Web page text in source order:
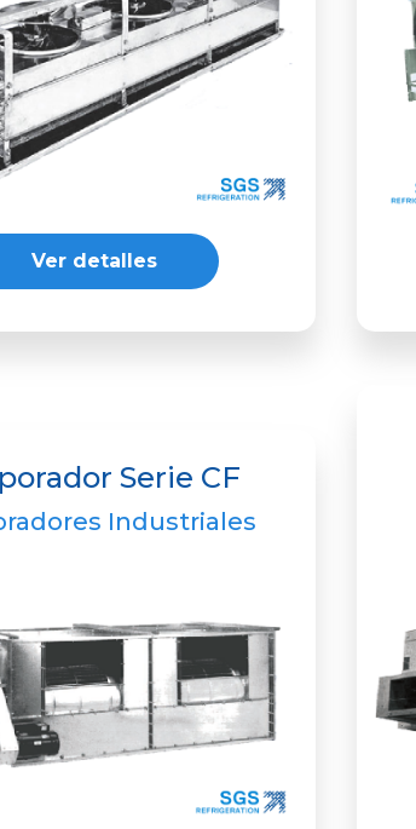
Ver detalles
Serie CF
Industriales